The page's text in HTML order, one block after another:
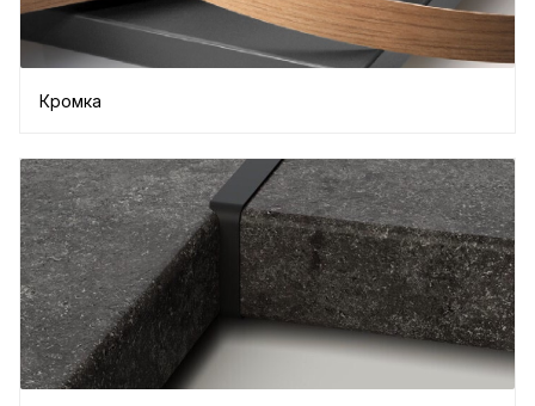
Кромка